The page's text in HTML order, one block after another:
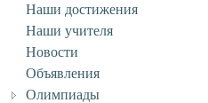
Наши достижения
Наши учителя
Новости
Объявления
Олимпиады